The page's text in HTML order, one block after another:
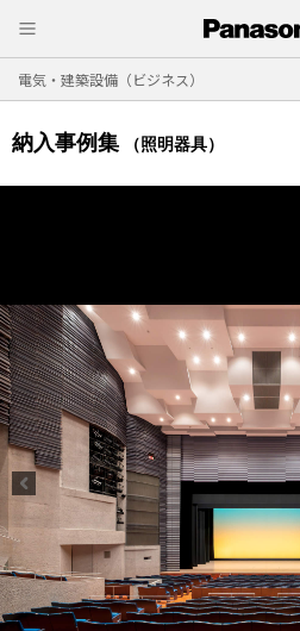
電気・建築設備（ビジネス）
納入事例集 （照明器具）